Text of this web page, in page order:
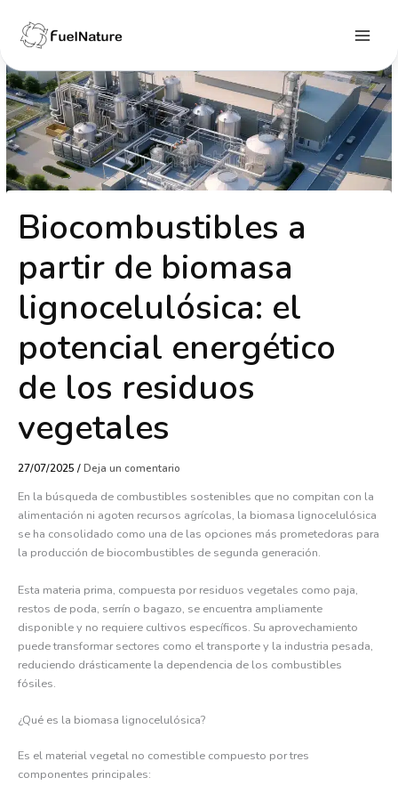
contenido
Main
Menu
Biocombustibles a
partir de biomasa
lignocelulósica: el
potencial energético
de los residuos
vegetales
27/07/2025 /Deja un comentario
En la búsqueda de combustibles sostenibles que no compitan con la
alimentación ni agoten recursos agrícolas, la biomasa lignocelulósica
se ha consolidado como una de las opciones más prometedoras para
la producción de biocombustibles de segunda generación.
Esta materia prima, compuesta por residuos vegetales como paja,
restos de poda, serrín o bagazo, se encuentra ampliamente
disponible y no requiere cultivos específicos. Su aprovechamiento
puede transformar sectores como el transporte y la industria pesada,
reduciendo drásticamente la dependencia de los combustibles
fósiles.
¿Qué es la biomasa lignocelulósica?
Es el material vegetal no comestible compuesto por tres
componentes principales: